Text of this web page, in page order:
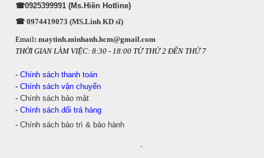
☎0925399991 (Ms.Hiền Hotline)
☎ 0974419073 (MS.Linh KD sĩ)
Email: maytinh.minhanh.hcm@gmail.com
THỜI GIAN LÀM VIỆC: 8:30 - 18:00 TỪ THỨ 2 ĐẾN THỨ 7
- Chính sách thanh toán
- Chính sách vận chuyển
- Chính sách bảo mật
- Chính sách đổi trả hàng
- Chính sách bảo trì & bảo hành